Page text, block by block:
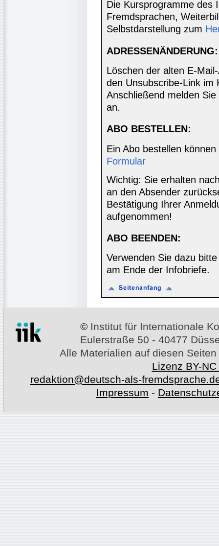
Die Kursprogramme des
Fremdsprachen,
Selbstdarstellung zum
ADRESSENÄNDERUNG:
Löschen der alten E-
den Unsubscribe-Link im
Anschließend melden
an.
ABO BESTELLEN:
Ein Abo bestellen
Formular
Wichtig: Sie erhalten
an den Absender
Bestätigung Ihrer
aufgenommen!
ABO BEENDEN:
Verwenden Sie dazu
am Ende der Infobriefe.
© Institut für Internationale
Eulerstraße 50 - 40477
Alle Materialien auf diesen
Lizenz BY-
redaktion@deutsch-als-
Impressum -